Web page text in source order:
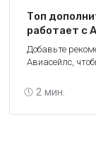
2 мин.
Топ
работает с
Добавьте
Авиасейлс,